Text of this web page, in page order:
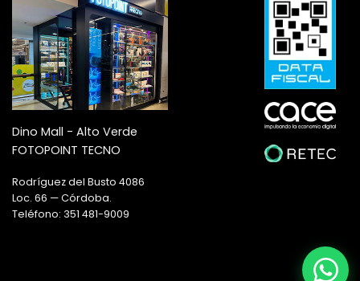
Dino Mall - Alto Verde
FOTOPOINT TECNO
Rodríguez del Busto 4086
Loc. 66 — Córdoba.
Teléfono: 351 481-9009